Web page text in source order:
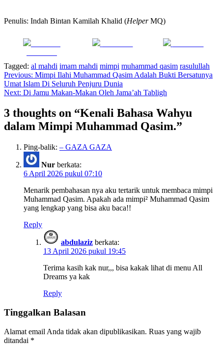
Penulis: Indah Bintan Kamilah Khalid (HelperMQ)
Tagged: al mahdi imam mahdi mimpi muhammad qasim rasulullah
Navigasi
pos
Previous: Mimpi Ilahi Muhammad Qasim Adalah Bukti Bersatunya
Umat Islam Di Seluruh Penjuru Dunia
Next: Di Jamu Makan-Makan Oleh Jama’ah Tabligh
3 thoughts on “Kenali Bahasa Wahyu
dalam Mimpi Muhammad Qasim.”
Ping-balik: – GAZA GAZA
Nur berkata:
6 April 2026 pukul 07:10
Menarik pembahasan nya aku tertarik untuk membaca mimpi
Muhammad Qasim. Apakah ada mimpi² Muhammad Qasim
yang lengkap yang bisa aku baca!!
Reply
abdulaziz berkata:
13 April 2026 pukul 19:45
Terima kasih kak nur,,, bisa kakak lihat di menu All
Dreams ya kak
Reply
Tinggalkan Balasan
Alamat email Anda tidak akan dipublikasikan. Ruas yang wajib
ditandai *